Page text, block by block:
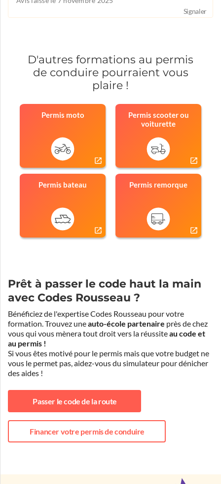
Signaler
D'autres formations au permis
de conduire pourraient vous
plaire !
Permis moto
Permis scooter ou
voiturette
Permis bateau Permis remorque
Prêt à passer le code haut la main
avec Codes Rousseau ?
Bénéficiez de l'expertise Codes Rousseau pour votre
formation. Trouvez uneauto-école partenaire près de chez
vous qui vous mènera tout droit vers la réussiteau code et
au permis !
Si vous êtes motivé pour le permis mais que votre budget ne
vous le permet pas, aidez-vous du simulateur pour dénicher
des aides !
Passer le code de la route
Financer votre permis de conduire